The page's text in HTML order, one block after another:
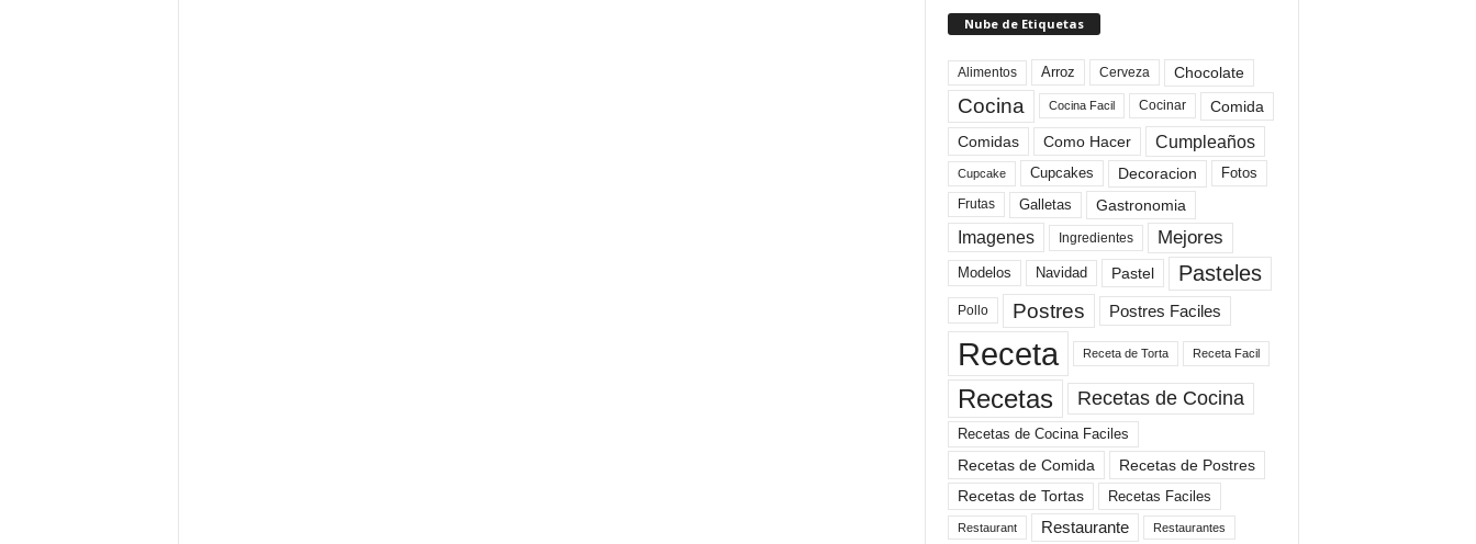
Nube de Etiquetas
Alimentos Arroz Cerveza Chocolate
Cocina Cocina Facil Cocinar
Comida
Comidas
Como Hacer Cumpleaños
Cupcake Cupcakes Decoracion Fotos
Frutas Galletas Gastronomia
Imagenes Ingredientes Mejores
Modelos Navidad Pastel Pasteles
Pollo Postres Postres Faciles
Receta Receta de Torta Receta Facil
Recetas Recetas de Cocina
Recetas de Cocina Faciles
Recetas de Comida
Recetas de Postres
Recetas de Tortas
Recetas Faciles
Restaurant Restaurante Restaurantes